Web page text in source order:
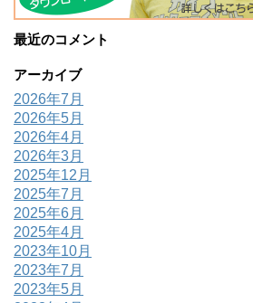
最近のコメント
アーカイブ
2026年7月
2026年5月
2026年4月
2026年3月
2025年12月
2025年7月
2025年6月
2025年4月
2023年10月
2023年7月
2023年5月